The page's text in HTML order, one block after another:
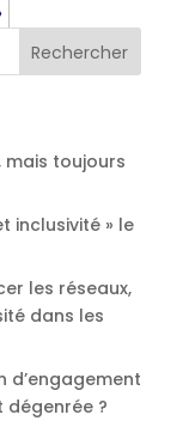
toujours
inclusivité » le
les réseaux,
dans les
d’engagement
?